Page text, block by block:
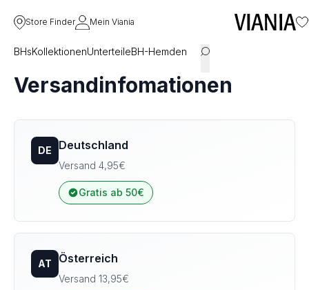
Store Finder Mein Viania
BHsKollektionenUnterteileBH-Hemden
Versandinfomationen
DE Deutschland
Versand 4,95€
Gratis ab 50€
AT Österreich
Versand 13,95€